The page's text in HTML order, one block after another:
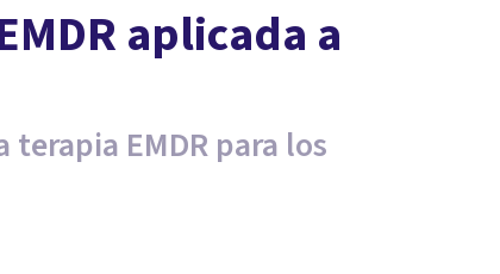
aplicada a
EMDR para los